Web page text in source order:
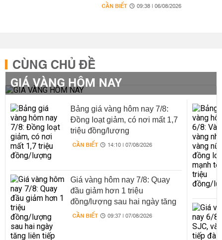
CẦN BIẾT 09:38 | 06/08/2026
CÙNG CHỦ ĐỀ
GIÁ VÀNG HÔM NAY
Bảng giá vàng hôm nay 7/8:
Đồng loạt giảm, có nơi mất 1,7
triệu đồng/lượng
CẦN BIẾT 14:10 | 07/08/2026
Giá vàng hôm nay 7/8: Quay
đầu giảm hơn 1 triệu
đồng/lượng sau hai ngày tăng
liên tiếp
CẦN BIẾT 09:37 | 07/08/2026